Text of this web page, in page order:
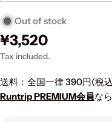
Out of stock
Regular
price
¥3,520
Tax included.
送料：全国一律 390円(税
Runtrip PREMIUM会員な